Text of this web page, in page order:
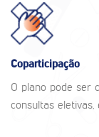
Coparticipação
O plano pode ser
consultas